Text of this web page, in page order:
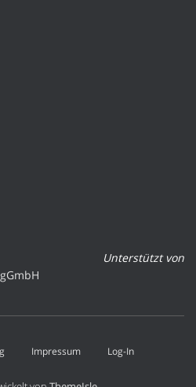
Unterstützt von
Impressum Log-In